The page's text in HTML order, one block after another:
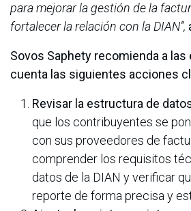
para mejorar la gestión de la
fortalecer la relación con la DIAN”,
Sovos Saphety recomienda a
cuenta las siguientes acciones
Revisar la estructura de
que los contribuyentes se
con sus proveedores de
comprender los requisitos
datos de la DIAN y verificar
reporte de forma precisa y